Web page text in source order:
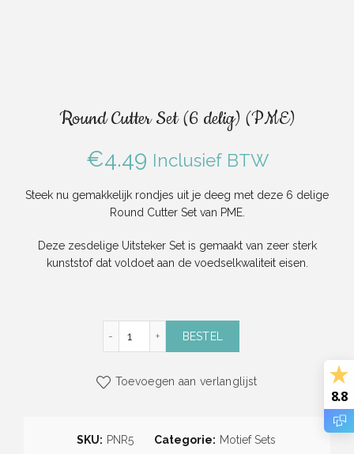
Round Cutter Set (6 delig) (PME)
€4.49 Inclusief BTW
Steek nu gemakkelijk rondjes uit je deeg met deze 6 delige
Round Cutter Set van PME.
Deze zesdelige Uitsteker Set is gemaakt van zeer sterk
kunststof dat voldoet aan de voedselkwaliteit eisen.
BESTEL
Toevoegen aan verlanglijst
SKU: PNR5 Categorie: Motief Sets
8.8